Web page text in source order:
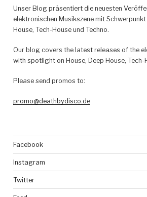
Unser Blog präsentiert die neuesten
elektronischen Musikszene mit Schwerpunkt
House, Tech-House und Techno.
Our blog covers the latest releases of the
with spotlight on House, Deep House, Tech-
Please send promos to:
promo@deathbydisco.de
Facebook
Instagram
Twitter